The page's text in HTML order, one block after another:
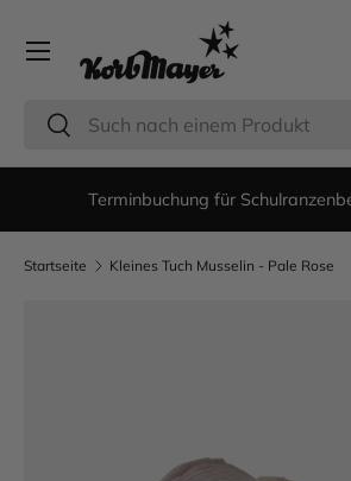
Suchen
Suchen
Menü
Terminbuchung für
Startseite Kleines Tuch Musselin - Pale Rose